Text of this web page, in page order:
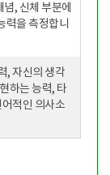
, 신체 부분에
력을 측정합니
, 자신의 생각
하는 능력, 타
적인 의사소